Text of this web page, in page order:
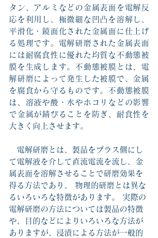
タン、アルミなどの金属表面を電解反
応を利用し、極微細な凹凸を溶解し、
平滑化・鏡面化された金属面に仕上げ
る処理です。電解研磨された金属表面
には耐腐食性に優れた均質な不動態被
膜 を生成します。 不動態被膜とは、電
解研磨によって発生した被膜で、金属
を腐食から守るものです。不動態被膜
は、溶液や酸・水やホコリなどの影響
で金属が錆びることを防ぎ、耐食性を
大きく向上させます。
電解研磨とは、製品をプラス側にし
て電解液を介して直流電流を流し、金
属表面を溶解させることで研磨効果を
得る方法であり、 物理的研磨とは異な
るいろいろな特徴があります。 実際の
電解研磨の方法については製品の特徴
や、目的などによりいろいろな方法が
ありますが、浸漬による方法が一般的